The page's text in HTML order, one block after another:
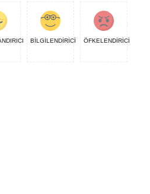
BİLGİLENDİRİCİ ÖFKELENDİRİCİ